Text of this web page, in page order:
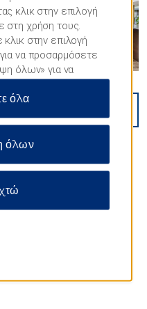
κλικ στην επιλογή
στη χρήση τους.
στην επιλογή
να προσαρμόσετε
όλων» για να
cookies. Για
επισκεφθείτε τη
όλα
όλων